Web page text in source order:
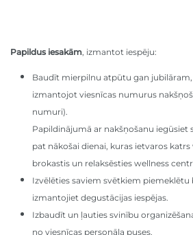
Papildus iesakām , izmantot iespēju:
Baudīt mierpilnu atpūtu gan
izmantojot viesnīcas numurus
numuri).
Papildinājumā ar nakšņošanu iegūsiet
pat nākošai dienai, kuras ietvaros katrs
brokastis un relaksēsties wellness
Izvēlēties saviem svētkiem
izmantojiet degustācijas iespējas.
Izbaudīt un ļauties svinību
no viesnīcas personāla puses.